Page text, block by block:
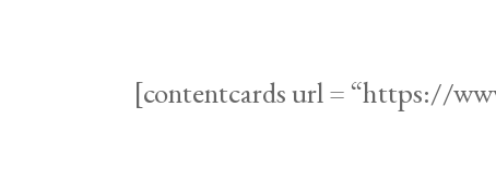
[contentcards url = “https://